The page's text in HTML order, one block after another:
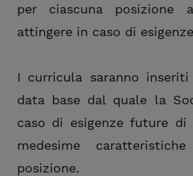
per ciascuna posizione
attingere in caso di
I curricula saranno
data base dal quale la
caso di esigenze future di
medesime
posizione.